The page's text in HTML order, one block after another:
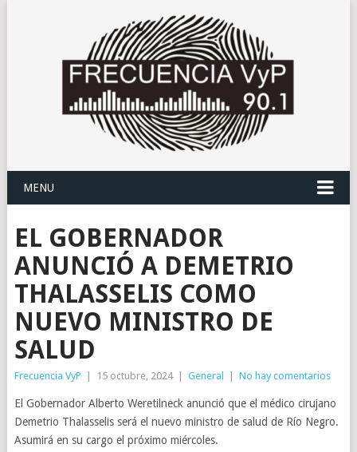
MENU
EL GOBERNADOR
ANUNCIÓ A DEMETRIO
THALASSELIS COMO
NUEVO MINISTRO DE
SALUD
Frecuencia VyP 15 octubre, 2024 General No hay comentarios
El Gobernador Alberto Weretilneck anunció que el médico cirujano
Demetrio Thalasselis será el nuevo ministro de salud de Río Negro.
Asumirá en su cargo el próximo miércoles.